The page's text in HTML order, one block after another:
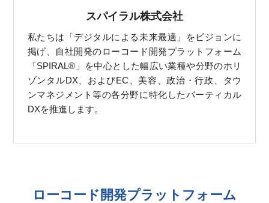
スパイラル株式会社
私たちは「デジタルによる未来最適」をビジョンに
掲げ、自社開発のローコード開発プラットフォーム
「SPIRAL®」を中心とした幅広い業種や分野のホリ
ゾンタルDX、およびEC、美容、政治・行政、タウ
ンマネジメント等の各分野に特化したバーティカル
DXを推進します。
ローコード開発プラットフォーム